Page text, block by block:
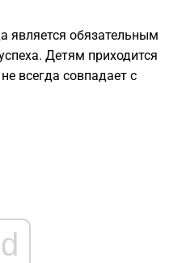
является обязательным
Детям приходится
всегда совпадает с